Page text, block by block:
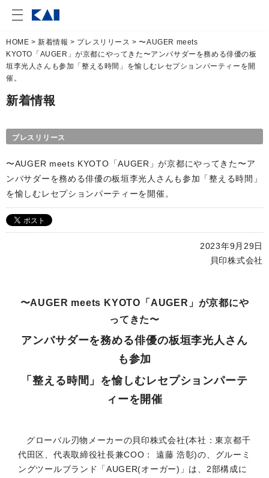
HOME >新着情報 > プレスリリース > 〜AUGER meets
KYOTO「AUGER」が京都にやってきた〜アンバサダーを務める俳優の板
垣李光人さんも参加「整える時間」を愉しむレセプションパーティーを開
催。
新着情報
プレスリリース
〜AUGER meets KYOTO「AUGER」が京都にやってきた〜ア
ンバサダーを務める俳優の板垣李光人さんも参加「整える時間」
を愉しむレセプションパーティーを開催。
2023年9月29日
貝印株式会社
〜AUGER meets KYOTO「AUGER」が京都にや
ってきた〜
アンバサダーを務める俳優の板垣李光人さん
も参加
「整える時間」を愉しむレセプションパーテ
ィーを開催
グローバル刃物メーカーの貝印株式会社(本社：東京都千
代田区、代表取締役社長兼COO： 遠藤 浩彰)の、グルーミ
ングツールブランド「AUGER(オーガー)」は、2部構成に